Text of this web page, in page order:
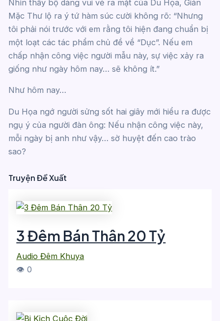
Nhìn thấy bộ dáng vui vẻ ra mặt của Du Họa, Giản
Mặc Thư lộ ra ý tứ hàm súc cười không rõ: “Nhưng
tôi phải nói trước với em rằng tôi hiện đang chuẩn bị
một loạt các tác phẩm chủ đề về “Dục”. Nếu em
chấp nhận công việc người mẫu này, sự việc xảy ra
giống như ngày hôm nay… sẽ không ít.”
Như hôm nay…
Du Họa ngớ người sửng sốt hai giây mới hiểu ra được
ngụ ý của người đàn ông: Nếu nhận công việc này,
mỗi ngày bị anh như vậy… sờ huyệt đến cao trào
sao?
Truyện Đề Xuất
3 Đêm Bán Thân 20 Tỷ
Audio Đêm Khuya
👁 0